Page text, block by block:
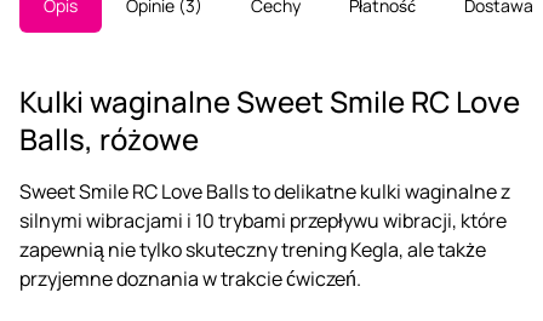
Opis Opinie 3 Cechy Płatność Dostawa
Kulki waginalne Sweet Smile RC Love
Balls, różowe
Sweet Smile RC Love Balls to delikatne kulki waginalne z
silnymi wibracjami i 10 trybami przepływu wibracji, które
zapewnią nie tylko skuteczny trening Kegla, ale także
przyjemne doznania w trakcie ćwiczeń.